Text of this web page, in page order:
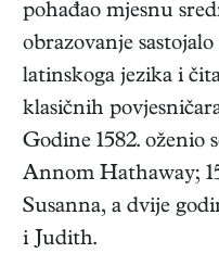
pohađao mjesnu
obrazovanje
latinskoga jezika i
klasičnih
Godine 1582. oženio
Annom Hathaway;
Susanna, a dvije
i Judith.